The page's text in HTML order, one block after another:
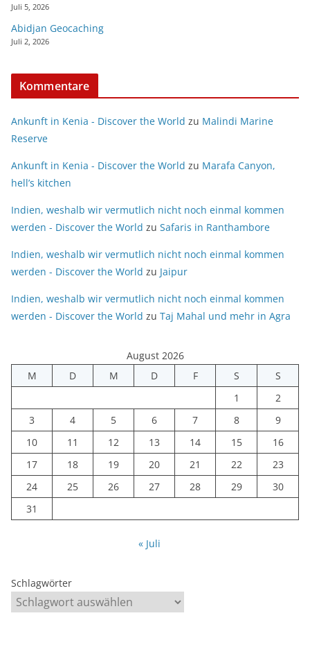
Juli 5, 2026
Abidjan Geocaching
Juli 2, 2026
Kommentare
Ankunft in Kenia - Discover the World zu Malindi Marine
Reserve
Ankunft in Kenia - Discover the World zu Marafa Canyon,
hell’s kitchen
Indien, weshalb wir vermutlich nicht noch einmal kommen
werden - Discover the World zu Safaris in Ranthambore
Indien, weshalb wir vermutlich nicht noch einmal kommen
werden - Discover the World zu Jaipur
Indien, weshalb wir vermutlich nicht noch einmal kommen
werden - Discover the World zu Taj Mahal und mehr in Agra
August 2026
M
D M D F S
S
1
2
3
4 5 6 7 8
9
10
11 12 13 14 15
16
17
18 19 20 21 22
23
24
25 26 27 28 29
30
31
« Juli
Schlagwörter